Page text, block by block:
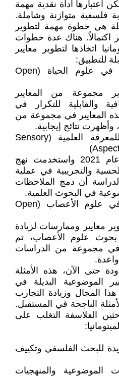
اعتبارها أداة نقدية مهمة
فلسفية متوازنة وشاملة.
هي خطوة مهمة لتطوير
اكتمالاً. هناك عدة خطوات
اتخاذها لتطوير معايير
للتطبيق:
مشروع البيانات المفتوحة في علوم الحياة (Open
مجموعة من المعايير
والقابلية للتكرار في
المعايير في مجموعة من
وأظهرت نتائج إيجابية.
دراسة المظاهر الحسية للمعرفة العلمية (Sensory
هذه الدراسة نشرت في عام 2021 واستخدمت نهج
والتجريبية في عملية
أن دمج الملاحظات
في البحوث العلمية.
مبادرة الأبحاث المفتوحة في علوم الأعصاب (Open
معايير وممارسات لزيادة
بحوث علوم الأعصاب، تم
في مجموعة من الدراسات
واعدة.
حتى الآن، هذه الأمثلة
الموضوعية البديلة في
المجال وزيادة التجارب
الناجحة في المستقبل.
الفلاسفة التغلب على
للبحث الفلسفي وتكييف
الموضوعية والمنهجيات